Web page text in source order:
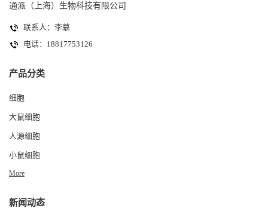
通派（上海）生物科技有限公司
联系人：李慕
电话：18817753126
产品分类
细胞
大鼠细胞
人源细胞
小鼠细胞
More
新闻动态